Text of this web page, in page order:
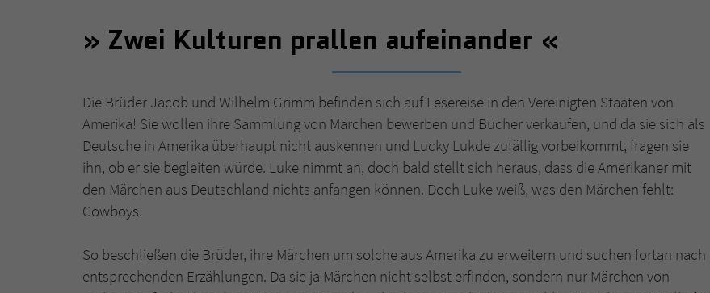
Zwei Kulturen prallen aufeinander
Die Brüder Jacob und Wilhelm Grimm befinden sich auf Lesereise in den Vereinigten Staaten von
Amerika! Sie wollen ihre Sammlung von Märchen bewerben und Bücher verkaufen, und da sie sich als
Deutsche in Amerika überhaupt nicht auskennen und Lucky Lukde zufällig vorbeikommt, fragen sie
ihn, ob er sie begleiten würde. Luke nimmt an, doch bald stellt sich heraus, dass die Amerikaner mit
den Märchen aus Deutschland nichts anfangen können. Doch Luke weiß, was den Märchen fehlt:
Cowboys.
So beschließen die Brüder, ihre Märchen um solche aus Amerika zu erweitern und suchen fortan nach
entsprechenden Erzählungen. Da sie ja Märchen nicht selbst erfinden, sondern nur Märchen von
Name tx_pwcomments_ahash
Anbieter
Laufzeit 1 Jahr
Zweck Cookie für Kommentare einzelner Buchtitel
Laufzeit Session